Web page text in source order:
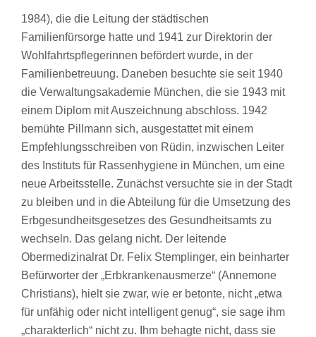
1984), die die Leitung der städtischen
Familienfürsorge hatte und 1941 zur Direktorin der
Wohlfahrtspflegerinnen befördert wurde, in der
Familienbetreuung. Daneben besuchte sie seit 1940
die Verwaltungsakademie München, die sie 1943 mit
einem Diplom mit Auszeichnung abschloss. 1942
bemühte Pillmann sich, ausgestattet mit einem
Empfehlungsschreiben von Rüdin, inzwischen Leiter
des Instituts für Rassenhygiene in München, um eine
neue Arbeitsstelle. Zunächst versuchte sie in der Stadt
zu bleiben und in die Abteilung für die Umsetzung des
Erbgesundheitsgesetzes des Gesundheitsamts zu
wechseln. Das gelang nicht. Der leitende
Obermedizinalrat Dr. Felix Stemplinger, ein beinharter
Befürworter der „Erbkrankenausmerze“ (Annemone
Christians), hielt sie zwar, wie er betonte, nicht „etwa
für unfähig oder nicht intelligent genug“, sie sage ihm
„charakterlich“ nicht zu. Ihm behagte nicht, dass sie